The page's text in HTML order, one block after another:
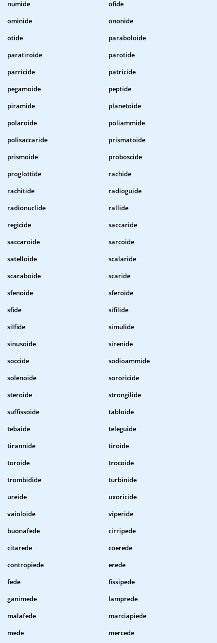
numide
ofide
ominide
ononide
otide
paraboloide
paratiroide
parotide
parricide
patricide
pegamoide
peptide
piramide
planetoide
polaroide
poliammide
polisaccaride
prismatoide
prismoide
proboscide
proglottide
rachide
rachitide
radioguide
radionuclide
rallide
regicide
saccaride
saccaroide
sarcoide
satelloide
scalaride
scaraboide
scaride
sfenoide
sferoide
sfide
sifilide
silfide
simulide
sinusoide
sirenide
soccide
sodioammide
solenoide
sororicide
steroide
strongilide
suffissoide
tabloide
tebaide
teleguide
tirannide
tiroide
toroide
trocoide
trombidide
turbinide
ureide
uxoricide
vaioloide
viperide
buonafede
cirripede
citarede
coerede
contropiede
erede
fede
fissipede
ganimede
lamprede
malafede
marciapiede
mede
mercede